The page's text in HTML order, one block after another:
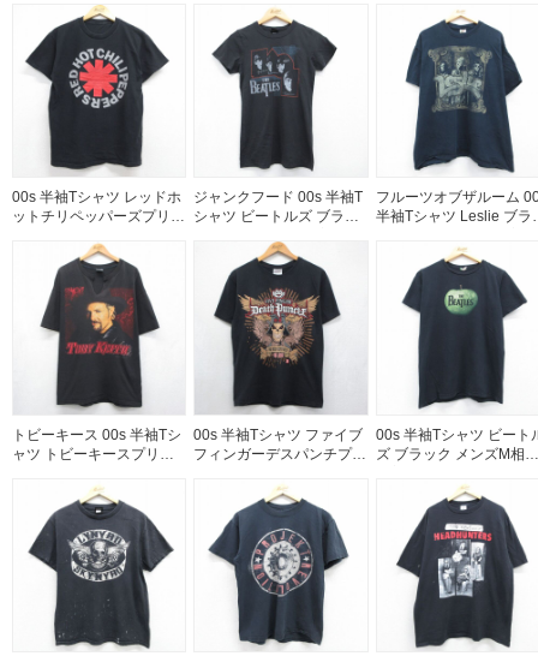
相当 | 古着
00s 半袖Tシャツ レッドホ
ットチリペッパーズプリン
ジャンクフード 00s 半袖T
シャツ ビートルズ ブラッ
フルーツオブザルーム
半袖Tシャツ Leslie ブラ
トビーキース 00s 半袖Tシ
ャツ トビーキースプリン
00s 半袖Tシャツ ファイブ
フィンガーデスパンチプリ
00s 半袖Tシャツ ビート
ズ ブラック メンズM相